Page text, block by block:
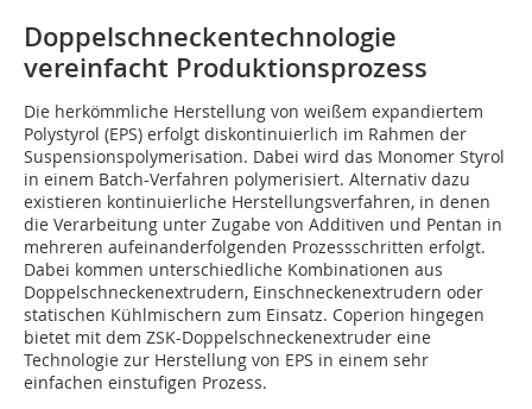
Doppelschneckentechnologie
vereinfacht Produktionsprozess
Die herkömmliche Herstellung von weißem expandiertem
Polystyrol (EPS) erfolgt diskontinuierlich im Rahmen der
Suspensionspolymerisation. Dabei wird das Monomer Styrol
in einem Batch-Verfahren polymerisiert. Alternativ dazu
existieren kontinuierliche Herstellungsverfahren, in denen
die Verarbeitung unter Zugabe von Additiven und Pentan in
mehreren aufeinanderfolgenden Prozessschritten erfolgt.
Dabei kommen unterschiedliche Kombinationen aus
Doppelschneckenextrudern, Einschneckenextrudern oder
statischen Kühlmischern zum Einsatz. Coperion hingegen
bietet mit dem ZSK-Doppelschneckenextruder eine
Technologie zur Herstellung von EPS in einem sehr
einfachen einstufigen Prozess.